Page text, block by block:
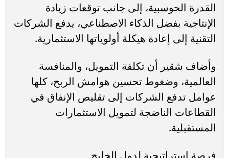
القدرة الحوسبية، إلى جانب توقعات زيادة
الإنتاجية بفضل الذكاء الاصطناعي، يدفع الشركات
التقنية إلى إعادة هيكلة أولوياتها الاستثمارية.
وأضاف شقير أن تكلفة التمويل، والمنافسة
العالمية، وضغوط تحسين هوامش الربح، كلها
عوامل تدفع الشركات إلى تقليص الإنفاق في
القطاعات الناضجة لتمويل الاستثمارات
المستقبلية.
فرصة استراتيجية لدول الخليج